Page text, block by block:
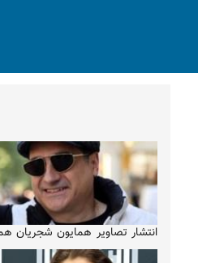
انتشار تصاویر همایون شجریان